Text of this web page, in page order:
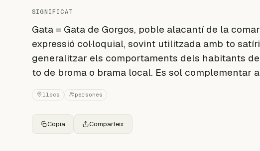
SIGNIFICAT
Gata = Gata de Gorgos, poble alacantí de la
expressió col·loquial, sovint utilitzada amb to
generalitzar els comportaments dels habitants
to de broma o brama local. Es sol complementar
llocs persones
Copia Comparteix